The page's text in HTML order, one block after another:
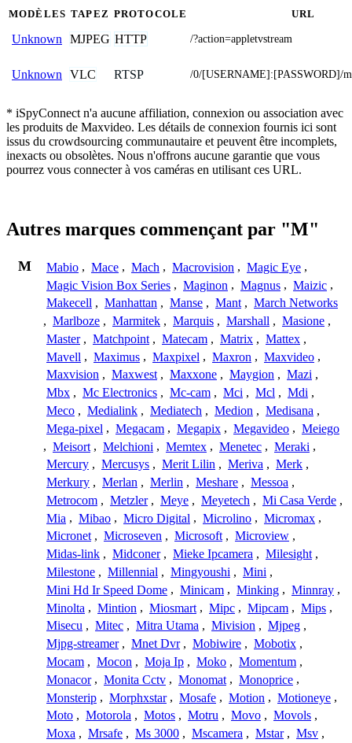
MODÈLES TAPEZ PROTOCOLE URL
Unknown MJPEG HTTP /?action=appletvstream
Unknown VLC RTSP /0/[USERNAME]:[PASSWORD]/
* iSpyConnect n'a aucune affiliation, connexion ou association avec
les produits de Maxvideo. Les détails de connexion fournis ici sont
issus du crowdsourcing communautaire et peuvent être incomplets,
inexacts ou obsolètes. Nous n'offrons aucune garantie que vous
pourrez vous connecter à vos caméras en utilisant ces URL.
Autres marques commençant par "M"
M Mabio , Mace , Mach , Macrovision , Magic Eye ,
Magic Vision Box Series , Maginon , Magnus , Maizic ,
Makecell , Manhattan , Manse , Mant , March Networks
, Marlboze , Marmitek , Marquis , Marshall , Masione ,
Master , Matchpoint , Matecam , Matrix , Mattex ,
Mavell , Maximus , Maxpixel , Maxron , Maxvideo ,
Maxvision , Maxwest , Maxxone , Maygion , Mazi ,
Mbx , Mc Electronics , Mc-cam , Mci , Mcl , Mdi ,
Meco , Medialink , Mediatech , Medion , Medisana ,
Mega-pixel , Megacam , Megapix , Megavideo , Meiego
, Meisort , Melchioni , Memtex , Menetec , Meraki ,
Mercury , Mercusys , Merit Lilin , Meriva , Merk ,
Merkury , Merlan , Merlin , Meshare , Messoa ,
Metrocom , Metzler , Meye , Meyetech , Mi Casa Verde ,
Mia , Mibao , Micro Digital , Microlino , Micromax ,
Micronet , Microseven , Microsoft , Microview ,
Midas-link , Midconer , Mieke Ipcamera , Milesight ,
Milestone , Millennial , Mingyoushi , Mini ,
Mini Hd Ir Speed Dome , Minicam , Minking , Minnray ,
Minolta , Mintion , Miosmart , Mipc , Mipcam , Mips ,
Misecu , Mitec , Mitra Utama , Mivision , Mjpeg ,
Mjpg-streamer , Mnet Dvr , Mobiwire , Mobotix ,
Mocam , Mocon , Moja Ip , Moko , Momentum ,
Monacor , Monita Cctv , Monomat , Monoprice ,
Monsterip , Morphxstar , Mosafe , Motion , Motioneye ,
Moto , Motorola , Motos , Motru , Movo , Movols ,
Moxa , Mrsafe , Ms 3000 , Mscamera , Mstar , Msv ,